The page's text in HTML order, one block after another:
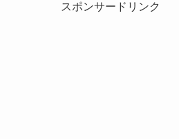
スポンサードリンク